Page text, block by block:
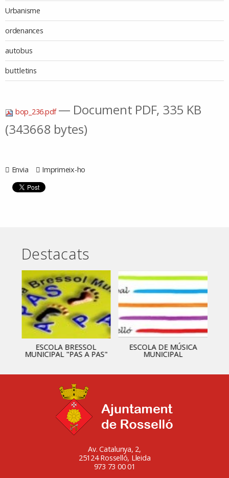
Urbanisme
ordenances
autobus
buttletins
bop_236.pdf — Document PDF, 335 KB
(343668 bytes)
Envia Imprimeix-ho
Destacats
ESCOLA BRESSOL
MUNICIPAL "PAS A PAS"
ESCOLA DE MÚSICA
MUNICIPAL
Av. Catalunya, 2,
25124 Rosselló, Lleida
973 73 00 01